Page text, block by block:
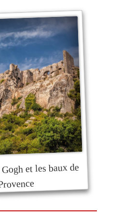
et les baux de